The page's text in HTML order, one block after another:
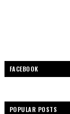
FACEBOOK
POPULAR POSTS